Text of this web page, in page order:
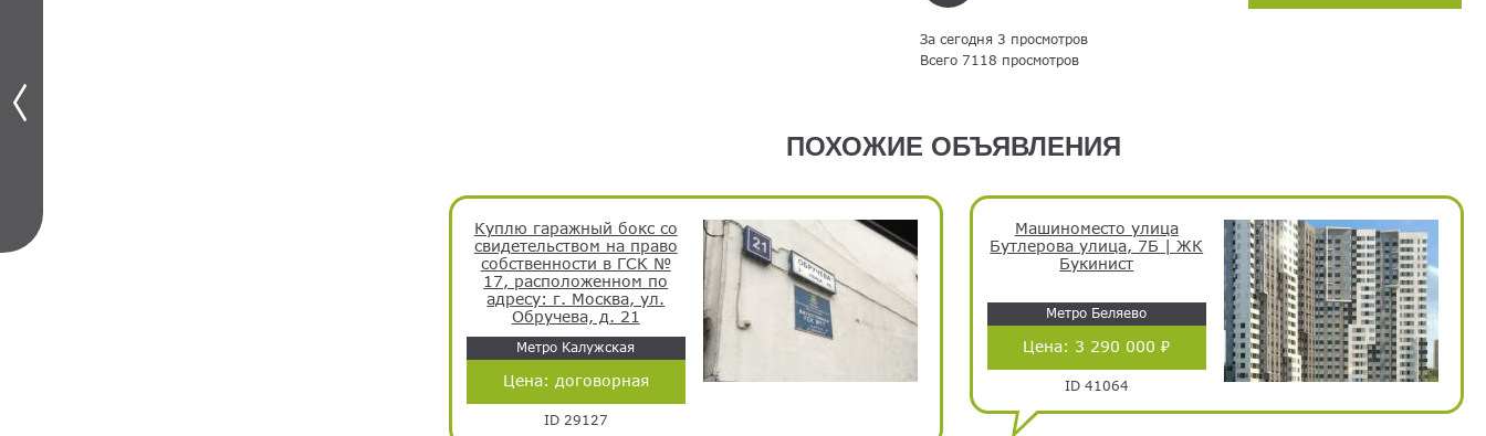
За сегодня 3 просмотров
Всего 7118 просмотров
ПОХОЖИЕ ОБЪЯВЛЕНИЯ
Куплю гаражный бокс со
свидетельством на право
собственности в ГСК №
17, расположенном по
адресу: г. Москва, ул.
Обручева, д. 21
Метро Калужская
Цена: договорная
ID 29127
Машиноместо улица
Бутлерова улица, 7Б | ЖК
Букинист
Метро Беляево
Цена: 3 290 000 ₽
ID 41064